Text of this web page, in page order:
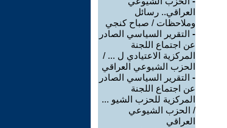
العراقي.. رسائل
وملاحظات / صباح كنجي
- التقرير السياسي الصادر
عن اجتماع اللجنة
المركزية الاعتيادي ل ... /
الحزب الشيوعي العراقي
- التقرير السياسي الصادر
عن اجتماع اللجنة
المركزية للحزب الشيو ...
/ الحزب الشيوعي
العراقي